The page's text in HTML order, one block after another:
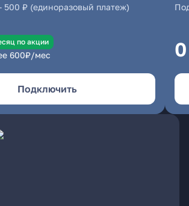
500 ₽ (единоразовый платеж)
по акции
600₽/мес
Подключить
0